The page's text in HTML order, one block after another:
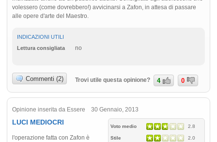
volessero (come dovrebbero!) avvicinarsi a Zafon, in attesa di passare
alle opere d'arte del Maestro.
INDICAZIONI UTILI
Lettura consigliata
no
Commenti (2) Trovi utile questa opinione? 4 0
Opinione inserita da Essere 30 Gennaio, 2013
Voto medio 2.8
Stile 2.0
LUCI MEDIOCRI
l'operazione fatta con Zafon è